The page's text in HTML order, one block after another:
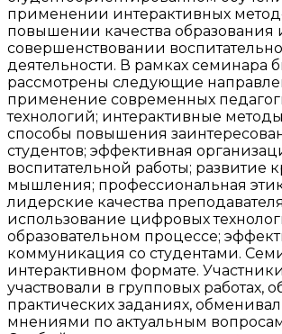
применении интерактивных
повышении качества образования
совершенствовании
деятельности. В рамках семинара
рассмотрены следующие
применение современных
технологий; интерактивные
способы повышения
студентов; эффективная
воспитательной работы; развитие
мышления; профессиональная
лидерские качества
использование цифровых
образовательном процессе;
коммуникация со студентами.
интерактивном формате.
участвовали в групповых работах,
практических заданиях,
мнениями по актуальным